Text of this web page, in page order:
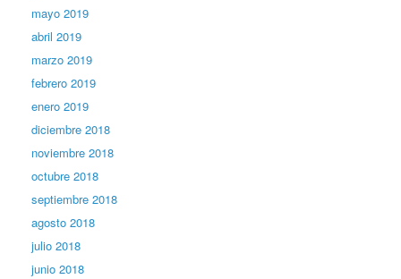
mayo 2019
abril 2019
marzo 2019
febrero 2019
enero 2019
diciembre 2018
noviembre 2018
octubre 2018
septiembre 2018
agosto 2018
julio 2018
junio 2018